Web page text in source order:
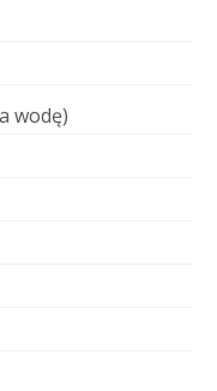
wodę)